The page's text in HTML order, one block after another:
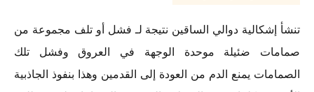
تنشأ إشكالية دوالي الساقين نتيجة لـ فشل أو تلف مجموعة من
صمامات ضئيلة موحدة الوجهة في العروق وفشل تلك
الصمامات يمنع الدم من العودة إلى القدمين وهذا بنفوذ الجاذبية